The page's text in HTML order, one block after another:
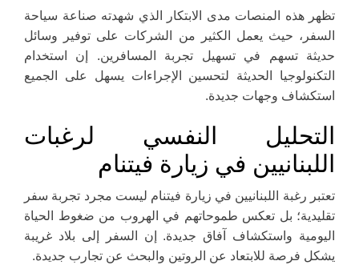
تظهر هذه المنصات مدى الابتكار الذي شهدته صناعة سياحة
السفر، حيث يعمل الكثير من الشركات على توفير وسائل
حديثة تسهم في تسهيل تجربة المسافرين. إن استخدام
التكنولوجيا الحديثة لتحسين الإجراءات يسهل على الجميع
استكشاف وجهات جديدة.
التحليل النفسي لرغبات
اللبنانيين في زيارة فيتنام
تعتبر رغبة اللبنانيين في زيارة فيتنام ليست مجرد تجربة سفر
تقليدية؛ بل تعكس طموحاتهم في الهروب من ضغوط الحياة
اليومية واستكشاف آفاق جديدة. إن السفر إلى بلاد غريبة
يشكل فرصة للابتعاد عن الروتين والبحث عن تجارب جديدة.